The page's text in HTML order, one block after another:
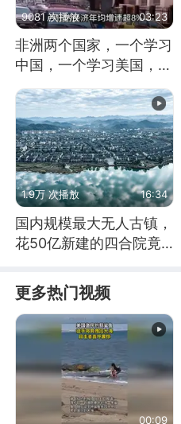
9081 次播放 03:23
非洲两个国家，一个学习
中国，一个学习美国，结
1.9万 次播放 16:34
国内规模最大无人古镇，
花50亿新建的四合院竟
更多热门视频
00:09